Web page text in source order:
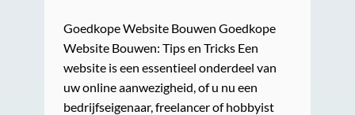
Goedkope Website Bouwen Goedkope
Website Bouwen: Tips en Tricks Een
website is een essentieel onderdeel van
uw online aanwezigheid, of u nu een
bedrijfseigenaar, freelancer of hobbyist